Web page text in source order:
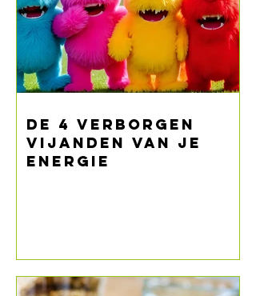
De 4 verborgen
vijanden van je
energie